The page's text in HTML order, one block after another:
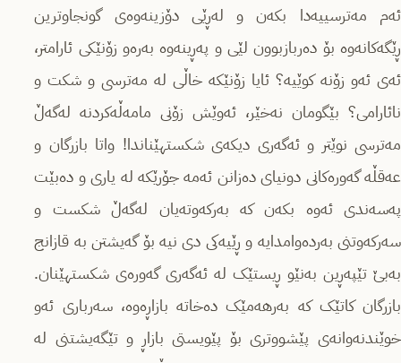
ئەم مەترسییەدا بکەن و لەڕێی دۆزینەوەی گونجاوترین
ڕێگەکانەوە بۆ دەربازبوون لێی و پەڕینەوە بەرەو زۆنێکی ئارامتر،
ئەی ئەو زۆنە کوێیە؟ ئایا زۆنێکە خاڵی لە مەترسی و شکت و
نائارامی؟ بێگومان نەخێر، ئەوێش زۆنی مامەڵەکردنە لەگەڵ
مەترسی نوێتر و ئەگەری دیکەی شکستهێناندا! واتا بازرگان و
عەقڵە گەورەکانی دونیای دەزانن ئەمە جۆرێکە لە یاری و دەبێت
پەسەندی ئەوە بکەن کە بەرکەوتەیان لەگەڵ شکست و
سەرکەوتنی بەردەوامدایە و ڕێیەکی دی نیە بۆ گەیشتن بە قازانج
بەبێ تێپەڕین بەنێو ڕیستێک لە ئەگەری گەورەی شکستهێنان.
بازرگان کاتێک کە بەرهەمێک دەخاتە بازاڕەوە، سەرباری ئەو
خوێندنەوانەی پێشووتری بۆ پێویستی بازاڕ و تێگەیشتنی لە